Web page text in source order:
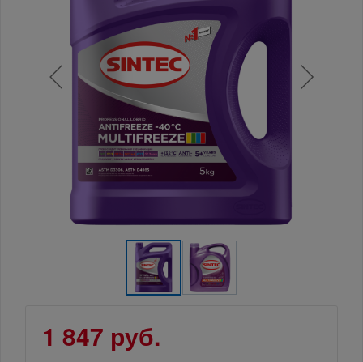
1 847 руб.